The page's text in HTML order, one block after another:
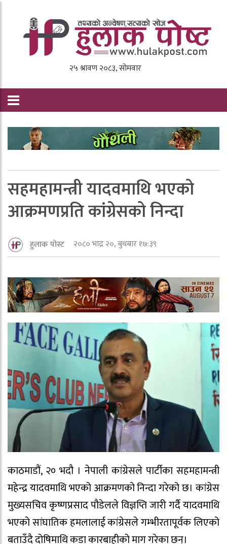
सहमहामन्त्री यादवमाथि भएको
आक्रमणप्रति कांग्रेसको निन्दा
हुलाक पोस्ट २०८० भाद्र २०, बुधबार १७:३९
काठमाडौं, २० भदौ । नेपाली कांग्रेसले पार्टीका सहमहामन्त्री
महेन्द्र यादवमाथि भएको आक्रमणको निन्दा गरेको छ। कांग्रेस
मुख्यसचिव कृष्णप्रसाद पौडेलले विज्ञप्ति जारी गर्दै यादवमाथि
भएको सांघातिक हमलालाई कांग्रेसले गम्भीरतापूर्वक लिएको
बताउँदै दोषिमाथि कडा कारबाहीको माग गरेका छन्।